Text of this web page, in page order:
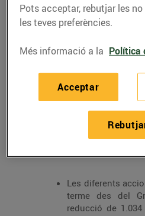
estat
100% compostables
Aquesta
de més de 5
l’any
Els
també han
dels taulells de
formatgeria de
Les diferents
terme des del
reducció de
Pots acceptar, rebutjar les
les teves preferències.
Més informació a la Política
Acceptar